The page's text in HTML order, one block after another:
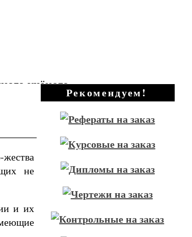
учёного
не
и их
Рекомендуем!